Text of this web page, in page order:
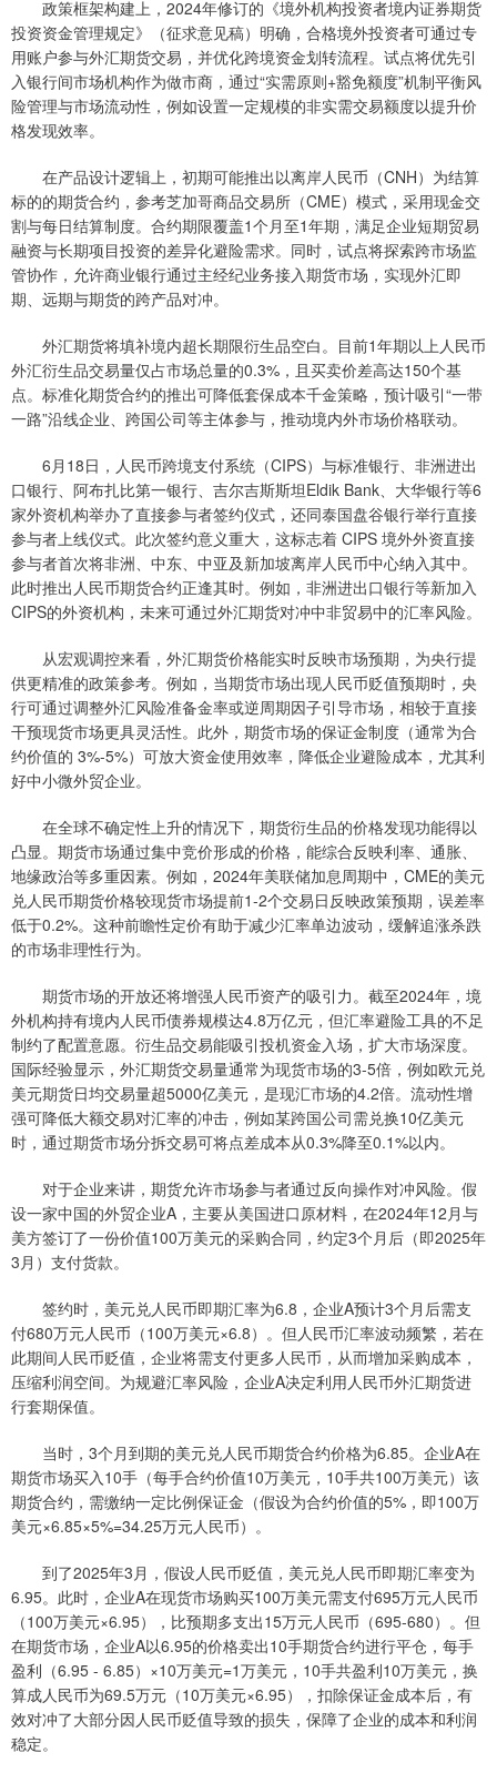
政策框架构建上，2024年修订的《境外机构投资者境内证券期货
投资资金管理规定》（征求意见稿）明确，合格境外投资者可通过专
用账户参与外汇期货交易，并优化跨境资金划转流程。试点将优先引
入银行间市场机构作为做市商，通过“实需原则+豁免额度”机制平衡风
险管理与市场流动性，例如设置一定规模的非实需交易额度以提升价
格发现效率。
在产品设计逻辑上，初期可能推出以离岸人民币（CNH）为结算
标的的期货合约，参考芝加哥商品交易所（CME）模式，采用现金交
割与每日结算制度。合约期限覆盖1个月至1年期，满足企业短期贸易
融资与长期项目投资的差异化避险需求。同时，试点将探索跨市场监
管协作，允许商业银行通过主经纪业务接入期货市场，实现外汇即
期、远期与期货的跨产品对冲。
外汇期货将填补境内超长期限衍生品空白。目前1年期以上人民币
外汇衍生品交易量仅占市场总量的0.3%，且买卖价差高达150个基
点。标准化期货合约的推出可降低套保成本千金策略，预计吸引“一带
一路”沿线企业、跨国公司等主体参与，推动境内外市场价格联动。
6月18日，人民币跨境支付系统（CIPS）与标准银行、非洲进出
口银行、阿布扎比第一银行、吉尔吉斯斯坦Eldik Bank、大华银行等6
家外资机构举办了直接参与者签约仪式，还同泰国盘谷银行举行直接
参与者上线仪式。此次签约意义重大，这标志着 CIPS 境外外资直接
参与者首次将非洲、中东、中亚及新加坡离岸人民币中心纳入其中。
此时推出人民币期货合约正逢其时。例如，非洲进出口银行等新加入
CIPS的外资机构，未来可通过外汇期货对冲中非贸易中的汇率风险。
从宏观调控来看，外汇期货价格能实时反映市场预期，为央行提
供更精准的政策参考。例如，当期货市场出现人民币贬值预期时，央
行可通过调整外汇风险准备金率或逆周期因子引导市场，相较于直接
干预现货市场更具灵活性。此外，期货市场的保证金制度（通常为合
约价值的 3%-5%）可放大资金使用效率，降低企业避险成本，尤其利
好中小微外贸企业。
在全球不确定性上升的情况下，期货衍生品的价格发现功能得以
凸显。期货市场通过集中竞价形成的价格，能综合反映利率、通胀、
地缘政治等多重因素。例如，2024年美联储加息周期中，CME的美元
兑人民币期货价格较现货市场提前1-2个交易日反映政策预期，误差率
低于0.2%。这种前瞻性定价有助于减少汇率单边波动，缓解追涨杀跌
的市场非理性行为。
期货市场的开放还将增强人民币资产的吸引力。截至2024年，境
外机构持有境内人民币债券规模达4.8万亿元，但汇率避险工具的不足
制约了配置意愿。衍生品交易能吸引投机资金入场，扩大市场深度。
国际经验显示，外汇期货交易量通常为现货市场的3-5倍，例如欧元兑
美元期货日均交易量超5000亿美元，是现汇市场的4.2倍。流动性增
强可降低大额交易对汇率的冲击，例如某跨国公司需兑换10亿美元
时，通过期货市场分拆交易可将点差成本从0.3%降至0.1%以内。
对于企业来讲，期货允许市场参与者通过反向操作对冲风险。假
设一家中国的外贸企业A，主要从美国进口原材料，在2024年12月与
美方签订了一份价值100万美元的采购合同，约定3个月后（即2025年
3月）支付货款。
签约时，美元兑人民币即期汇率为6.8，企业A预计3个月后需支
付680万元人民币（100万美元×6.8）。但人民币汇率波动频繁，若在
此期间人民币贬值，企业将需支付更多人民币，从而增加采购成本，
压缩利润空间。为规避汇率风险，企业A决定利用人民币外汇期货进
行套期保值。
当时，3个月到期的美元兑人民币期货合约价格为6.85。企业A在
期货市场买入10手（每手合约价值10万美元，10手共100万美元）该
期货合约，需缴纳一定比例保证金（假设为合约价值的5%，即100万
美元×6.85×5%=34.25万元人民币）。
到了2025年3月，假设人民币贬值，美元兑人民币即期汇率变为
6.95。此时，企业A在现货市场购买100万美元需支付695万元人民币
（100万美元×6.95），比预期多支出15万元人民币（695-680）。但
在期货市场，企业A以6.95的价格卖出10手期货合约进行平仓，每手
盈利（6.95 - 6.85）×10万美元=1万美元，10手共盈利10万美元，换
算成人民币为69.5万元（10万美元×6.95），扣除保证金成本后，有
效对冲了大部分因人民币贬值导致的损失，保障了企业的成本和利润
稳定。